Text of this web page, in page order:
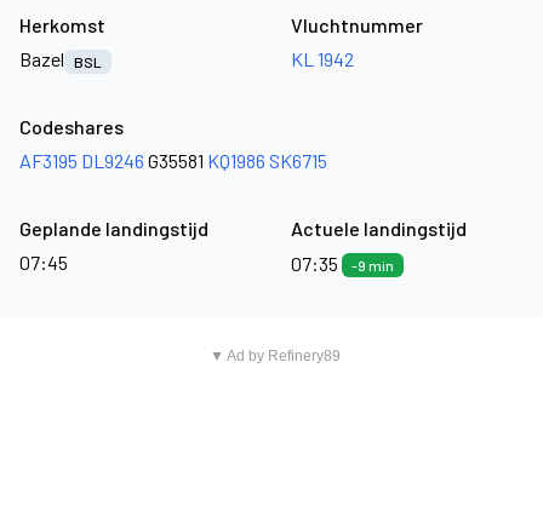
Herkomst
Bazel
BSL
Vluchtnummer
KL 1942
Codeshares
AF3195 DL9246 G35581 KQ1986 SK6715
Geplande landingstijd
07:45
Actuele landingstijd
07:35
-9 min
▼ Ad by Refinery89